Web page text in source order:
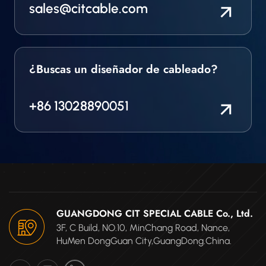
completamente para
cumplir con los
sales@citcable.com
¿Buscas un diseñador de cableado?
+86 13028890051
GUANGDONG CIT SPECIAL CABLE Co., Ltd.
3F, C Build, NO.10, MinChang Road, Nance,
HuMen DongGuan City,GuangDong.China.